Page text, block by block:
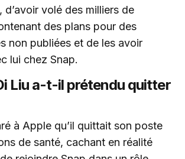
d’avoir volé des milliers de
des plans pour des
non publiées et de les avoir
lui chez Snap.
Liu a-t-il prétendu quitter
à Apple qu’il quittait son poste
de santé, cachant en réalité